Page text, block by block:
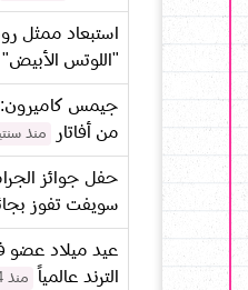
استبعاد ممثل
"اللوتس الأبيض"
جيمس كاميرون:
من أفاتار
منذ
حفل جوائز
سويفت تفوز
الترند عالمياً
منذ 4 سنوات